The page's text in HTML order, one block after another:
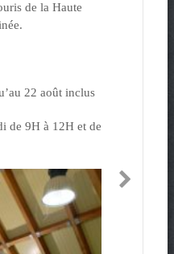
de la Haute
22 août inclus
de 9H à 12H et de